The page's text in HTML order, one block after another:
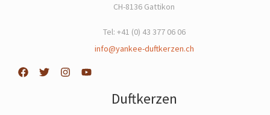
CH-8136 Gattikon
Tel: +41 (0) 43 377 06 06
info@yankee-duftkerzen.ch
Duftkerzen